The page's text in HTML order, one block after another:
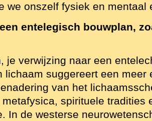
we onszelf fysiek en mentaal
entelegisch bouwplan,
je verwijzing naar een
lichaam suggereert een meer
van het
spirituele tradities
In de westerse